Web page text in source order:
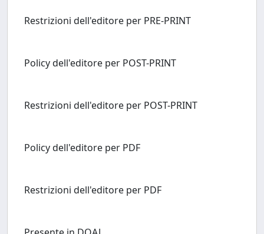
Restrizioni dell'editore per PRE-PRINT
Policy dell'editore per POST-PRINT
Restrizioni dell'editore per POST-PRINT
Policy dell'editore per PDF
Restrizioni dell'editore per PDF